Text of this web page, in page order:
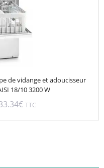
de vidange et adoucisseur
18/10 3200 W
€ TTC